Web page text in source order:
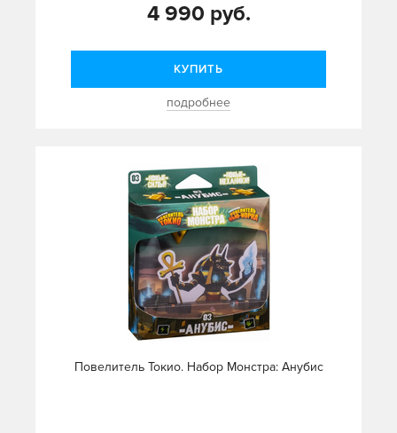
4 990 руб.
КУПИТЬ
подробнее
Повелитель Токио. Набор Монстра: Анубис